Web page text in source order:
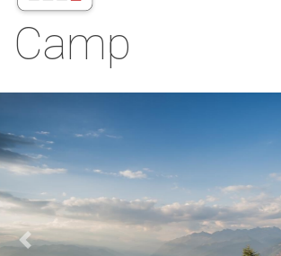
Camp
Zurück